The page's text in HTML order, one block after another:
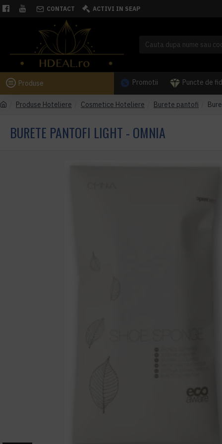
CONTACT ACTIVI IN SEAP
Produse Promotii Puncte de
Produse Hoteliere Cosmetice Hoteliere Burete pantofi
BURETE PANTOFI LIGHT - OMNIA